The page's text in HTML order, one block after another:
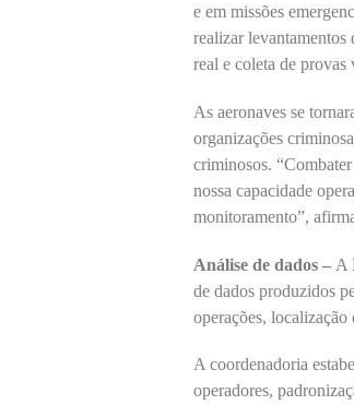
e em missões
realizar levantamentos
real e coleta de provas
As aeronaves se
organizações
criminosos.
nossa capacidade
monitoramento”,
Análise de dados – A
de dados produzidos
operações,
A coordenadoria
operadores,